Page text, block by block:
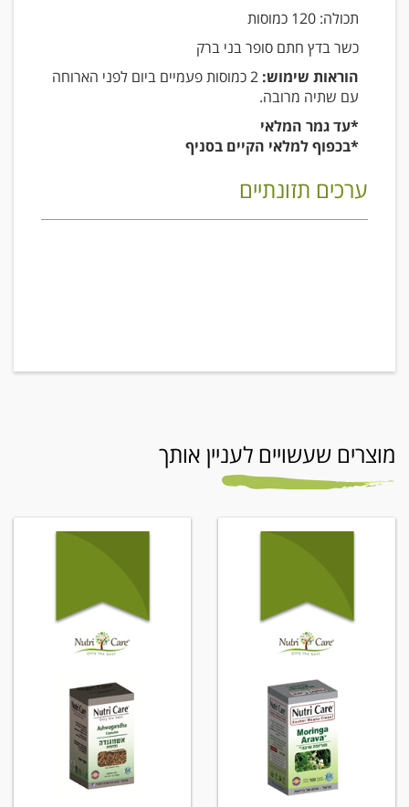
תכולה: 120 כמוסות
כשר בדץ חתם סופר בני ברק
הוראות שימוש:
2 כמוסות פעמיים ביום לפני הארוחה
עם שתיה מרובה.
*עד גמר המלאי
*בכפוף למלאי הקיים בסניף
ערכים תזונתיים
מוצרים שעשויים לעניין אותך